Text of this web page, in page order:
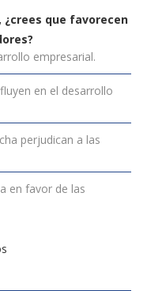
que favorecen
empresarial.
en el desarrollo
perjudican a las
en favor de las